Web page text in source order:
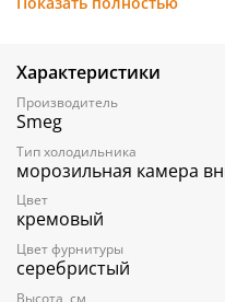
Фурнитура серебристая
Общий объем 365 л
Электронное управление
Полный No-frost
ХОЛОДИЛЬНОЕ ОТДЕЛЕНИЕ
Полезный объем 234 л
Регулируемый термостат
Характеристики
Производитель
Smeg
Тип холодильника
морозильная камера
Цвет
кремовый
Цвет фурнитуры
серебристый
Высота, см